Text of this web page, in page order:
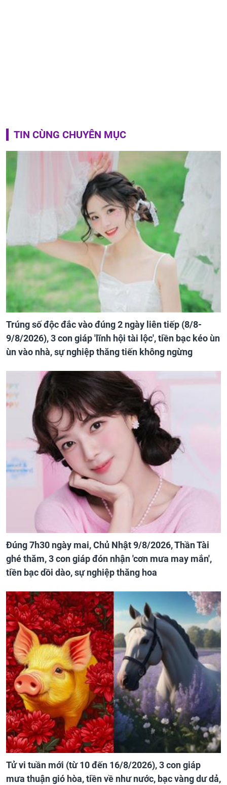
TIN CÙNG CHUYÊN MỤC
Trúng số độc đắc vào đúng 2 ngày liên tiếp (8/8-
9/8/2026), 3 con giáp 'lĩnh hội tài lộc', tiền bạc kéo ùn
ùn vào nhà, sự nghiệp thăng tiến không ngừng
Đúng 7h30 ngày mai, Chủ Nhật 9/8/2026, Thần Tài
ghé thăm, 3 con giáp đón nhận 'cơn mưa may mắn',
tiền bạc dồi dào, sự nghiệp thăng hoa
Tử vi tuần mới (từ 10 đến 16/8/2026), 3 con giáp
mưa thuận gió hòa, tiền về như nước, bạc vàng dư dả,